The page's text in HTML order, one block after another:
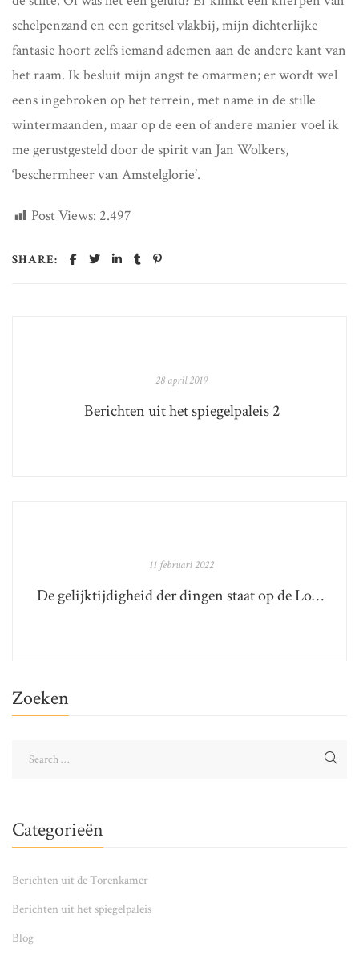
schelpenzand en een geritsel vlakbij, mijn dichterlijke
fantasie hoort zelfs iemand ademen aan de andere kant van
het raam. Ik besluit mijn angst te omarmen; er wordt wel
eens ingebroken op het terrein, met name in de stille
wintermaanden, maar op de een of andere manier voel ik
me gerustgesteld door de spirit van Jan Wolkers,
‘beschermheer van Amstelglorie’.
Post Views: 2.497
SHARE:
28 april 2019
Berichten uit het spiegelpaleis 2
11 februari 2022
De gelijktijdigheid der dingen staat op de Longlist van de Libris Literatuur Prijs 2022!
Zoeken
Categorieën
Berichten uit de Torenkamer
Berichten uit het spiegelpaleis
Blog